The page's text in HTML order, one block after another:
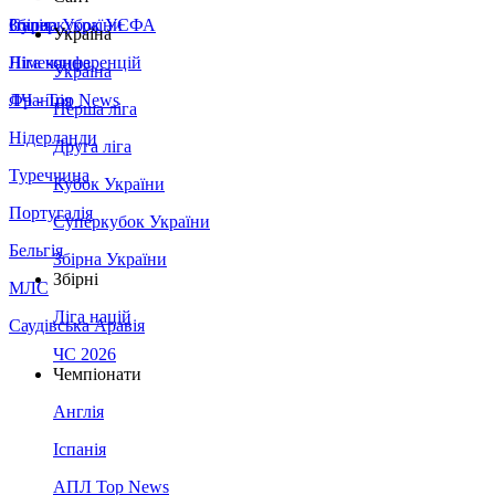
Збірна України
Італія
Німеччина
Франція
Нідерланди
Туреччина
Португалія
Бельгія
МЛС
Саудівська Аравія
Суперкубок УЄФА
Ліга конференцій
ЛЧ - Top News
Україна
Україна
Перша ліга
Друга ліга
Кубок України
Суперкубок України
Збірна України
Збірні
Ліга націй
ЧС 2026
Чемпіонати
Англія
Іспанія
АПЛ Top News